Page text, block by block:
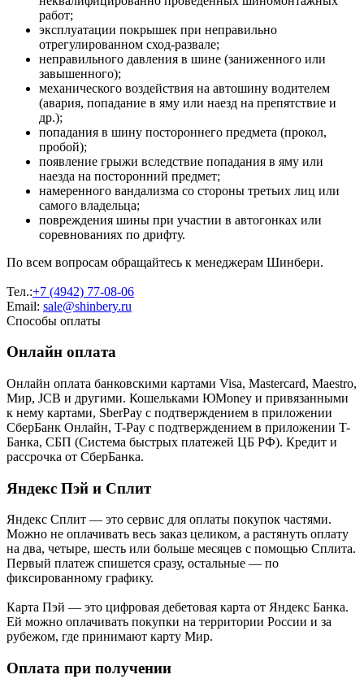
работ;
эксплуатации покрышек при неправильно
отрегулированном сход-развале;
неправильного давления в шине (заниженного или
завышенного);
механического воздействия на автошину водителем
(авария, попадание в яму или наезд на препятствие и
др.);
попадания в шину постороннего предмета (прокол,
пробой);
появление грыжи вследствие попадания в яму или
наезда на посторонний предмет;
намеренного вандализма со стороны третьих лиц или
самого владельца;
повреждения шины при участии в автогонках или
соревнованиях по дрифту.
По всем вопросам обращайтесь к менеджерам Шинбери.
Тел.:+7 (4942) 77-08-06
Email: sale@shinbery.ru
Способы оплаты
Онлайн оплата
Онлайн оплата банковскими картами Visa, Mastercard, Maestro,
Мир, JCB и другими. Кошельками ЮMoney и привязанными
к нему картами, SberPay с подтверждением в приложении
СберБанк Онлайн, T-Pay с подтверждением в приложении T-
Банка, СБП (Система быстрых платежей ЦБ РФ). Кредит и
рассрочка от СберБанка.
Яндекс Пэй и Сплит
Яндекс Cплит — это сервис для оплаты покупок частями.
Можно не оплачивать весь заказ целиком, а растянуть оплату
на два, четыре, шесть или больше месяцев с помощью Сплита.
Первый платеж спишется сразу, остальные — по
фиксированному графику.
Карта Пэй — это цифровая дебетовая карта от Яндекс Банка.
Ей можно оплачивать покупки на территории России и за
рубежом, где принимают карту Мир.
Оплата при получении